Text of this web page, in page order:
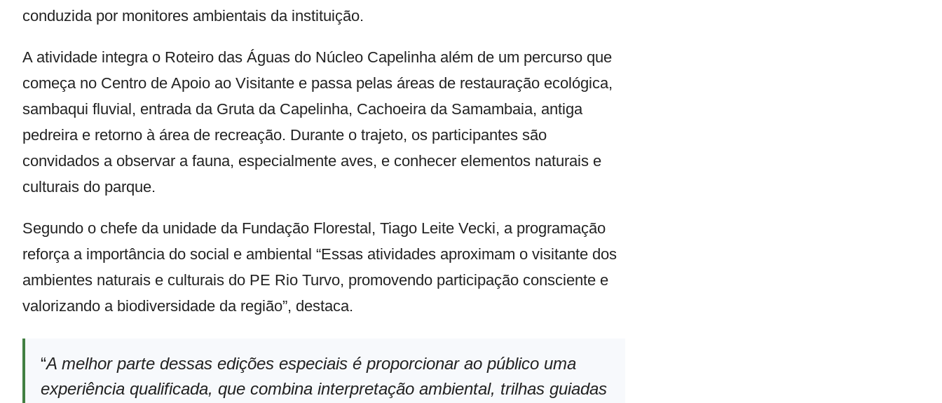
conduzida por monitores ambientais da instituição.
A atividade integra o Roteiro das Águas do Núcleo Capelinha além de um percurso que
começa no Centro de Apoio ao Visitante e passa pelas áreas de restauração ecológica,
sambaqui fluvial, entrada da Gruta da Capelinha, Cachoeira da Samambaia, antiga
pedreira e retorno à área de recreação. Durante o trajeto, os participantes são
convidados a observar a fauna, especialmente aves, e conhecer elementos naturais e
culturais do parque.
Segundo o chefe da unidade da Fundação Florestal, Tiago Leite Vecki, a programação
reforça a importância do social e ambiental “Essas atividades aproximam o visitante dos
ambientes naturais e culturais do PE Rio Turvo, promovendo participação consciente e
valorizando a biodiversidade da região”, destaca.
“A melhor parte dessas edições especiais é proporcionar ao público uma
experiência qualificada, que combina interpretação ambiental, trilhas guiadas